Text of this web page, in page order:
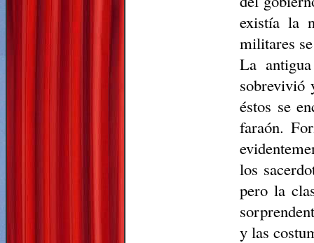
existía la
militares
La
sobrevivió
éstos se
faraón.
los
pero la
y las